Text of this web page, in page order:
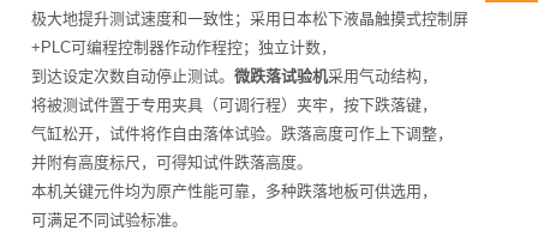
极大地提升测试速度和一致性；采用日本松下液晶触摸式控制屏
+PLC可编程控制器作动作程控；独立计数，
到达设定次数自动停止测试。微跌落试验机采用气动结构，
将被测试件置于专用夹具（可调行程）夹牢，按下跌落键，
气缸松开，试件将作自由落体试验。跌落高度可作上下调整，
并附有高度标尺，可得知试件跌落高度。
本机关键元件均为原产性能可靠，多种跌落地板可供选用，
可满足不同试验标准。